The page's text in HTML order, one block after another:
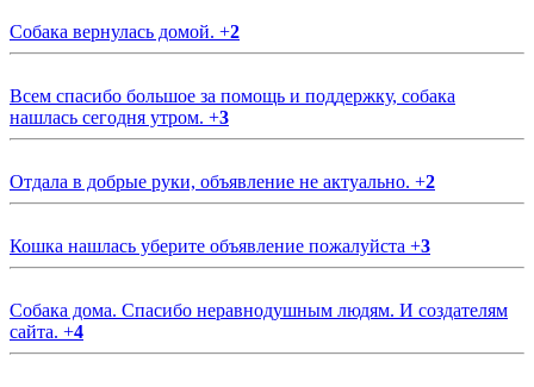
Собака вернулась домой. +2
Всем спасибо большое за помощь и поддержку, собака
нашлась сегодня утром. +3
Отдала в добрые руки, объявление не актуально. +2
Кошка нашлась уберите объявление пожалуйста +3
Собака дома. Спасибо неравнодушным людям. И создателям
сайта. +4